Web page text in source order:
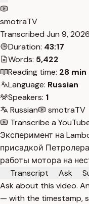
smotraTV
Transcribed Jun 9, 2026
Duration: 43:17
Words: 5,422
Reading time: 28 min
Language: Russian
Speakers: 1
Russian
smotraTV
Transcribe a
Эксперимент на
присадкой
работы мотора на
Transcript
Ask
Ask about this video.
— with the timestamp,